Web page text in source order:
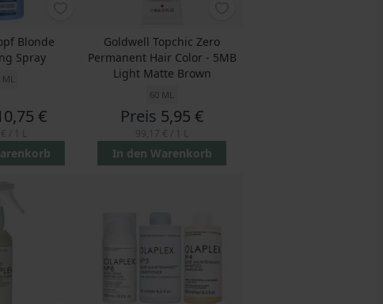
Blonde
Spray
ML
€
Goldwell Topchic Zero
Permanent Hair Color - 5MB
Light Matte Brown
60 ML
Preis 5,95 €
In den Warenkorb